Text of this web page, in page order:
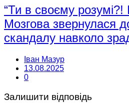
“Ти в своєму
Мозгова звернулася
скандалу навколо
Іван Мазур
13.08.2025
0
Залишити відповідь